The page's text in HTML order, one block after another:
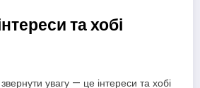
та хобі
увагу — це інтереси та хобі